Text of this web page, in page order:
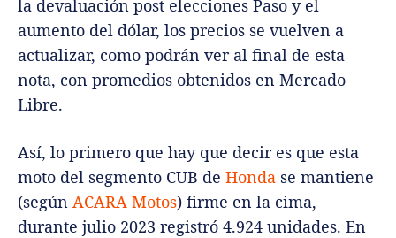
la devaluación post elecciones Paso y el
aumento del dólar, los precios se vuelven a
actualizar, como podrán ver al final de esta
nota, con promedios obtenidos en Mercado
Libre.
Así, lo primero que hay que decir es que esta
moto del segmento CUB de Honda se mantiene
(según ACARA Motos) firme en la cima,
durante julio 2023 registró 4.924 unidades. En